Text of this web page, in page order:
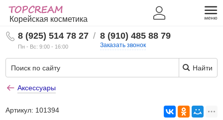
Корейская косметика
8 (925) 514 78 27
Пн - Вс: 9:00 - 16:00
/ 8 (910) 485 88 79
Заказать звонок
Найти
Аксессуары
Артикул: 101394